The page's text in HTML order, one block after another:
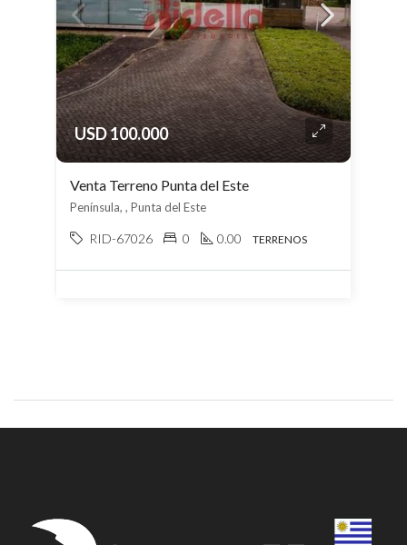
USD 100.000
Venta Terreno Punta del Este
Península, , Punta del Este
RID-67026 0 0.00 TERRENOS